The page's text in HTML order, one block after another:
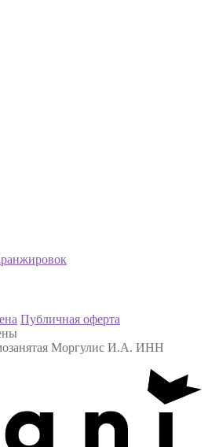
Публичная оферта
Моргулис И.А. ИНН